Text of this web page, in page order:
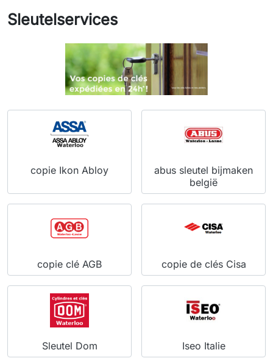
Sleutelservices
copie Ikon Abloy
abus sleutel bijmaken
belgië
copie clé AGB copie de clés Cisa
Sleutel Dom Iseo Italie